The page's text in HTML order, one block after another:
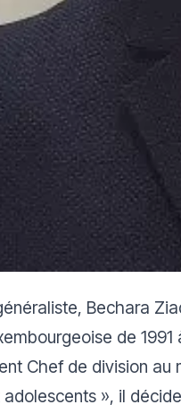
Bechara
de 1991
Chef de division au
», il